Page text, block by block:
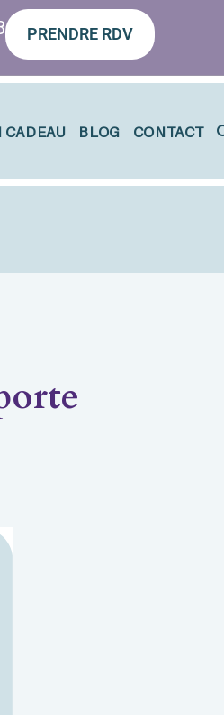
PRENDRE RDV
CADEAU BLOG CONTACT